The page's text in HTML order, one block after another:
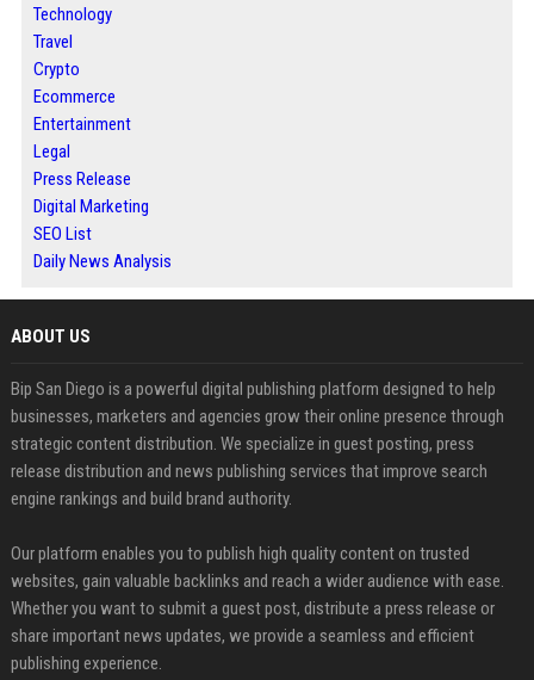
Technology
Travel
Crypto
Ecommerce
Entertainment
Legal
Press Release
Digital Marketing
SEO List
Daily News Analysis
ABOUT US
Bip San Diego is a powerful digital publishing platform designed to help
businesses, marketers and agencies grow their online presence through
strategic content distribution. We specialize in guest posting, press
release distribution and news publishing services that improve search
engine rankings and build brand authority.
Our platform enables you to publish high quality content on trusted
websites, gain valuable backlinks and reach a wider audience with ease.
Whether you want to submit a guest post, distribute a press release or
share important news updates, we provide a seamless and efficient
publishing experience.